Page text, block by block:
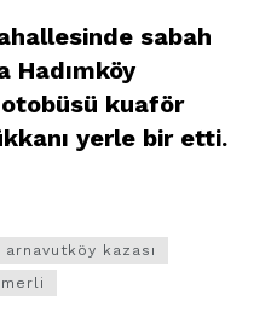
sabah
Hadımköy
kuaför
yerle bir etti.
arnavutköy kazası